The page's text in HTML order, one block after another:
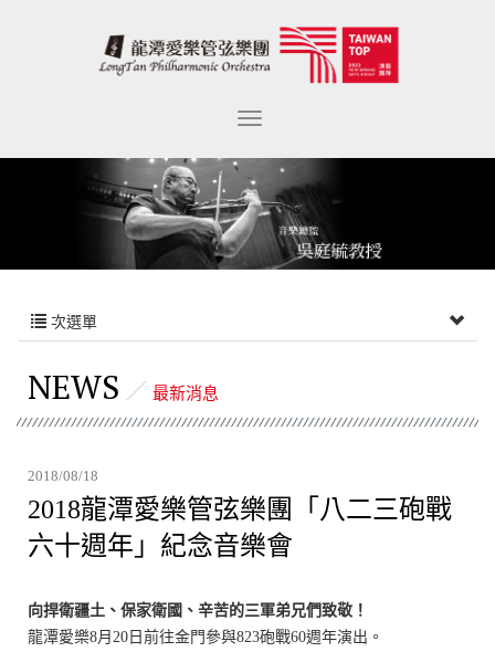
次選單
NEWS 最新消息
2018/08/18
2018龍潭愛樂管弦樂團「八二三砲戰
六十週年」紀念音樂會
向捍衛疆土、保家衛國、辛苦的三軍弟兄們致敬！
龍潭愛樂8月20日前往金門參與823砲戰60週年演出。